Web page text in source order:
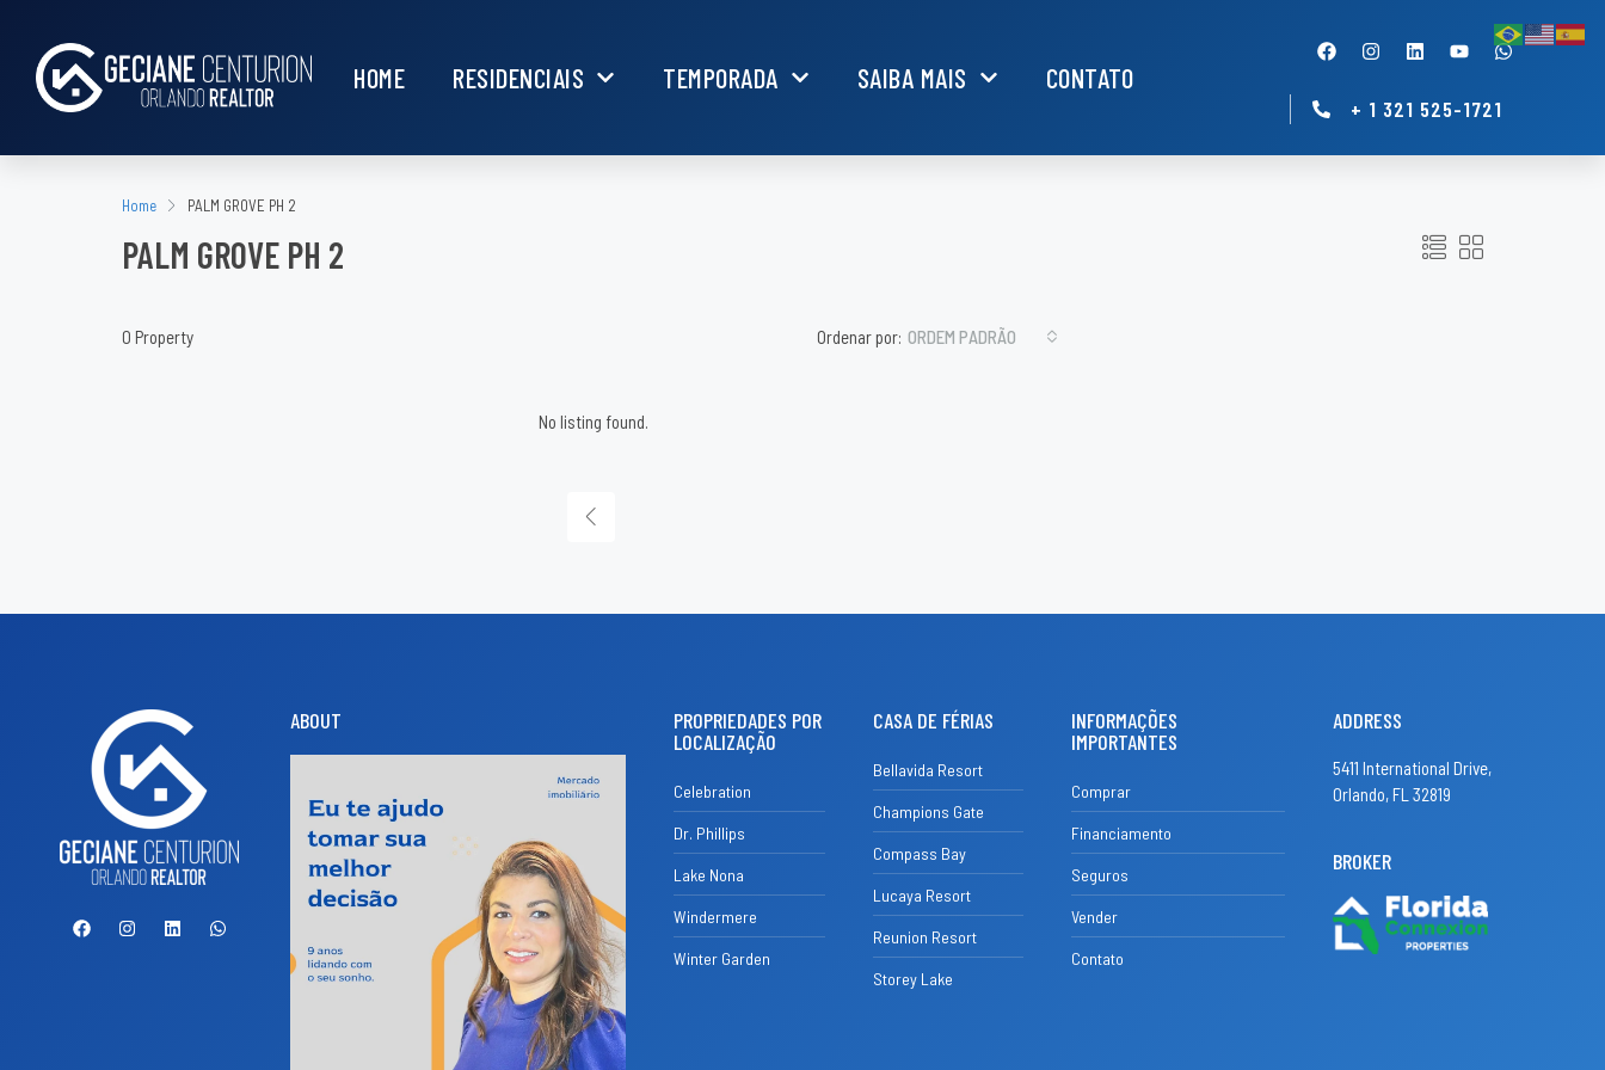
HOME RESIDENCIAIS TEMPORADA SAIBA MAIS CONTATO
+ 1 321 525-1721
Home PALM GROVE PH 2
PALM GROVE PH 2
0 Property Ordenar por: ORDEM PADRÃO
No listing found.
ABOUT
PROPRIEDADES POR
LOCALIZAÇÃO
Celebration
Dr. Phillips
Lake Nona
Windermere
Winter Garden
CASA DE FÉRIAS
Bellavida Resort
Champions Gate
Compass Bay
Lucaya Resort
Reunion Resort
Storey Lake
INFORMAÇÕES
IMPORTANTES
Comprar
Financiamento
Seguros
Vender
Contato
ADDRESS
5411 International Drive,
Orlando, FL 32819
BROKER